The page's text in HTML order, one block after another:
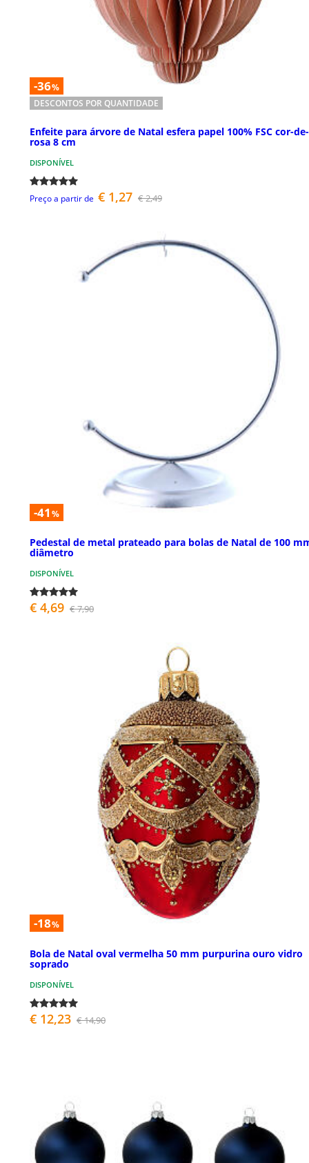
-36%
DESCONTOS POR QUANTIDADE
Enfeite para árvore de Natal esfera papel 100% FSC cor-de-
rosa 8 cm
DISPONÍVEL
Preço a partir de € 1,27 € 2,49
-41 %
Pedestal de metal prateado para bolas de Natal de 100
diâmetro
DISPONÍVEL
€ 4,69 € 7,90
-18%
Bola de Natal oval vermelha 50 mm purpurina ouro vidro
soprado
DISPONÍVEL
€ 12,23 € 14,90